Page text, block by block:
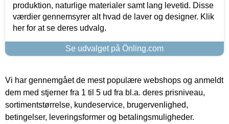
produktion, naturlige materialer samt lang levetid. Disse
værdier gennemsyrer alt hvad de laver og designer. Klik
her for at se deres udvalg.
Se udvalget på Önling.com
Vi har gennemgået de mest populære webshops og anmeldt
dem med stjerner fra 1 til 5 ud fra bl.a. deres prisniveau,
sortimentstørrelse, kundeservice, brugervenlighed,
betingelser, leveringsformer og betalingsmuligheder.